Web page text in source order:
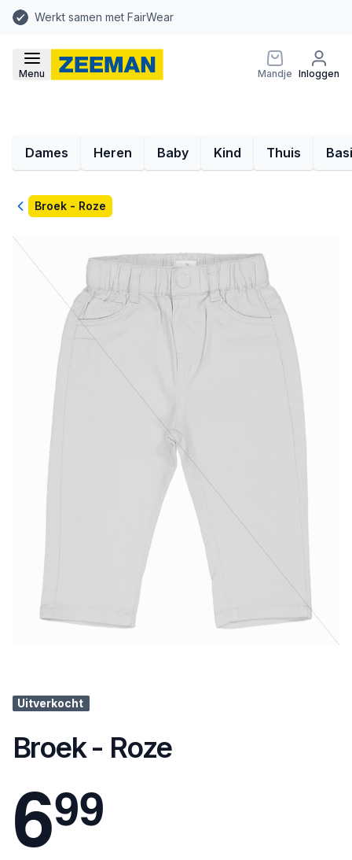
Werkt samen met FairWear
Menu Mandje Inloggen
Dames Heren Baby Kind Thuis
TerugBroek - Roze
Uitverkocht
Broek - Roze
699